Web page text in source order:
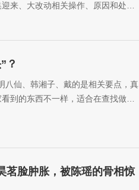
来、大改动相关操作、原因和处理
？
八仙、韩湘子、戴的是相关要点，真
到的东西不一样，适合在查找做
茗脸肿胀，被陈瑶的骨相惊